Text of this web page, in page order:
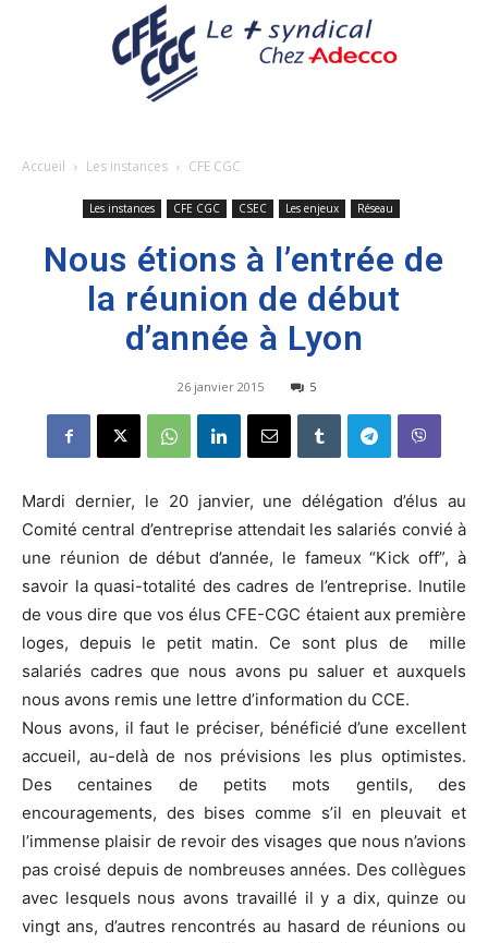
Accueil Les instances CFE CGC
Les instances CFE CGC CSEC Les enjeux Réseau
Nous étions à l’entrée de
la réunion de début
d’année à Lyon
26 janvier 2015 5
Mardi dernier, le 20 janvier, une délégation d’élus au
Comité central d’entreprise attendait les salariés convié à
une réunion de début d’année, le fameux “Kick off”, à
savoir la quasi-totalité des cadres de l’entreprise. Inutile
de vous dire que vos élus CFE-CGC étaient aux première
loges, depuis le petit matin. Ce sont plus de mille
salariés cadres que nous avons pu saluer et auxquels
nous avons remis une lettre d’information du CCE.
Nous avons, il faut le préciser, bénéficié d’une excellent
accueil, au-delà de nos prévisions les plus optimistes.
Des centaines de petits mots gentils, des
encouragements, des bises comme s’il en pleuvait et
l’immense plaisir de revoir des visages que nous n’avions
pas croisé depuis de nombreuses années. Des collègues
avec lesquels nous avons travaillé il y a dix, quinze ou
vingt ans, d’autres rencontrés au hasard de réunions ou